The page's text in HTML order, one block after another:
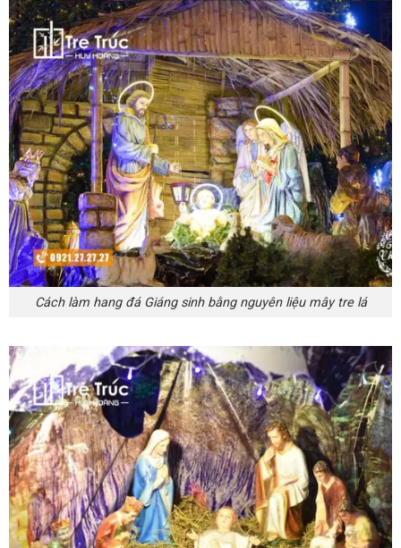
Cách làm hang đá Giáng sinh bằng nguyên liệu mây tre lá